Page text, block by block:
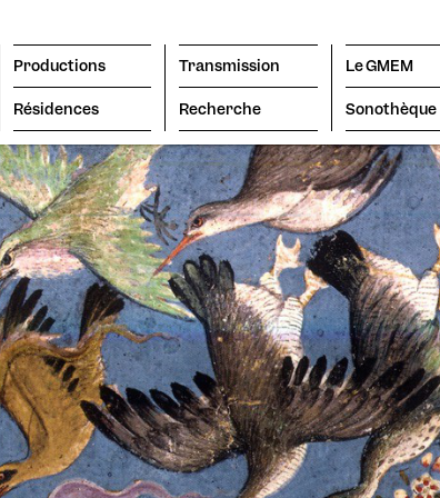
Productions
Résidences
Transmission
Recherche
Le GMEM
Sonothèque
Transmission
Recherche
Le GMEM
Vision
Moteur